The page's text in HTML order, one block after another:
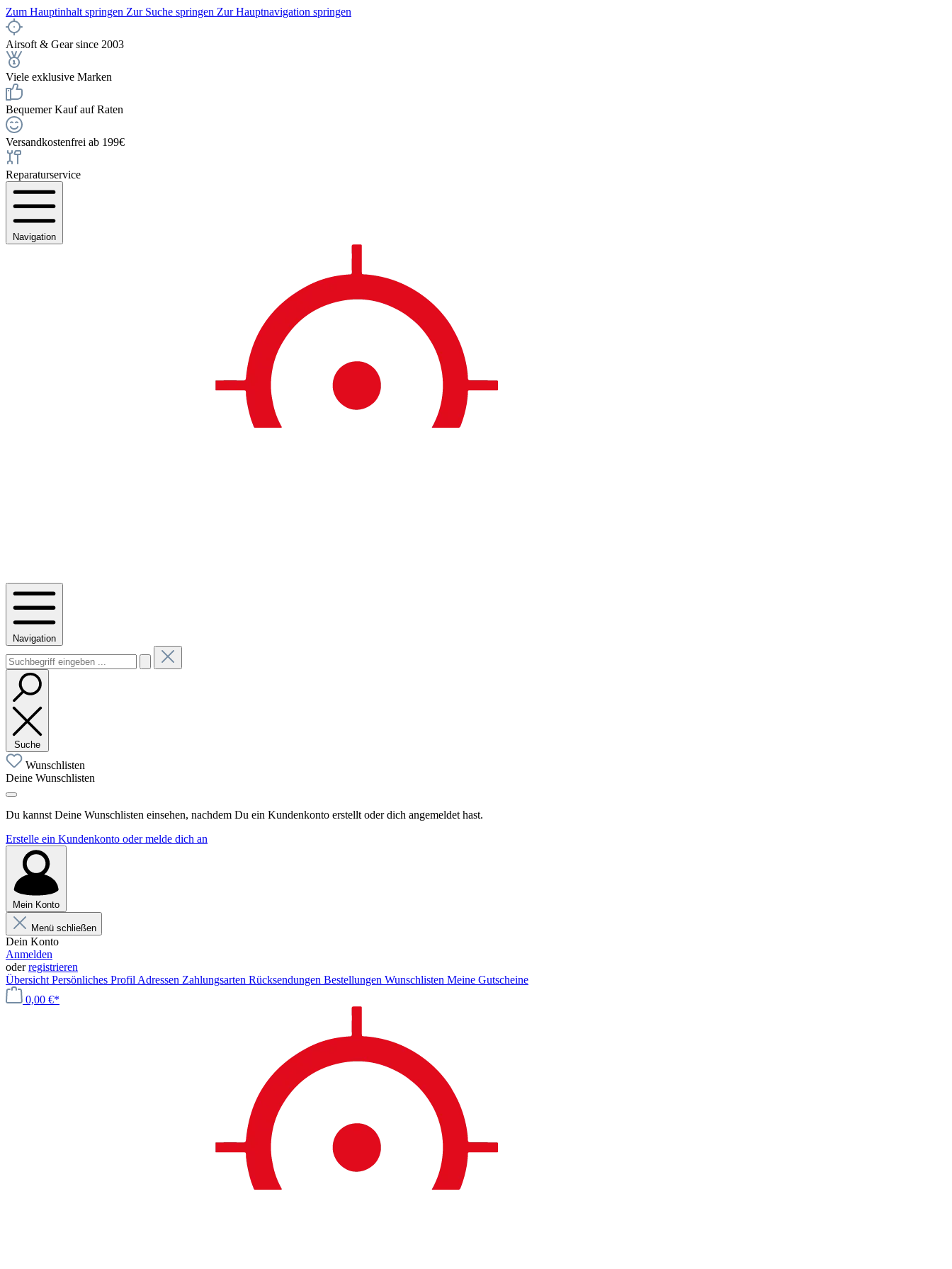
Zum Hauptinhalt springen Zur Suche springen Zur Hauptnavigation springen
Airsoft & Gear since 2003
Viele exklusive Marken
Bequemer Kauf auf Raten
Versandkostenfrei ab 199€
Reparaturservice
Navigation
Navigation
Suche
Wunschlisten
Deine Wunschlisten
Du kannst Deine Wunschlisten einsehen, nachdem Du ein Kundenkonto erstellt oder dich angemeldet hast.
Erstelle ein Kundenkonto oder melde dich an
Mein Konto
Menü schließen
Dein Konto
Anmelden
oderregistrieren
Übersicht Persönliches Profil Adressen Zahlungsarten Rücksendungen Bestellungen Wunschlisten Meine Gutscheine
0,00 €*